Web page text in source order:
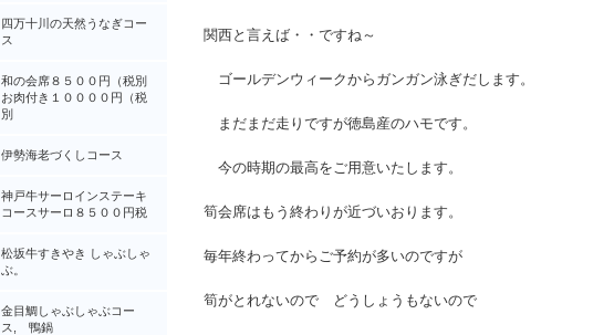
関西と言えば・・ですね～
ゴールデンウィークからガンガン泳ぎだします。
まだまだ走りですが徳島産のハモです。
今の時期の最高をご用意いたします。
筍会席はもう終わりが近づいおります。
毎年終わってからご予約が多いのですが
筍がとれないので どうしょうもないので
四万十川の天然うなぎコー
ス
和の会席８５００円（税別
お肉付き１００００円（税
別
伊勢海老づくしコース
神戸牛サーロインステーキ
コースサーロ８５００円税
松坂牛すきやき しゃぶしゃ
ぶ。
金目鯛しゃぶしゃぶコー
ス, 鴨鍋